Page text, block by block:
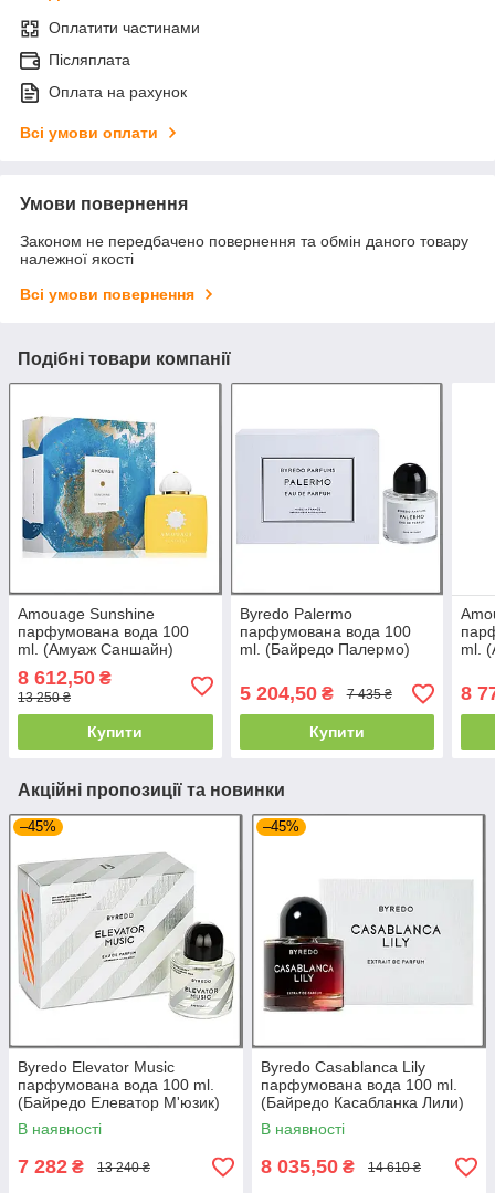
Оплатити частинами
Післяплата
Оплата на рахунок
Всі умови оплати
Умови повернення
Законом не передбачено повернення та обмін даного товару
належної якості
Всі умови повернення
Подібні товари компанії
Amouage Sunshine
парфумована вода 100
ml. (Амуаж Саншайн)
8 612,50 ₴
13 250 ₴
Купити
Byredo Palermo
парфумована вода 100
ml. (Байредо Палермо)
5 204,50₴ 7 435 ₴
Купити
ml.
8
Акційні пропозиції та новинки
–45%
Byredo Elevator Music
парфумована вода 100 ml.
(Байредо Елеватор М'юзик)
В наявності
7 282 ₴ 13 240 ₴
–45%
Byredo Casablanca Lily
парфумована вода 100 ml.
(Байредо Касабланка Лили)
В наявності
8 035,50 ₴ 14 610 ₴